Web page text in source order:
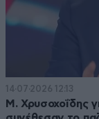
14·07·2026 12:13
Μ. Χρυσοχοΐδης